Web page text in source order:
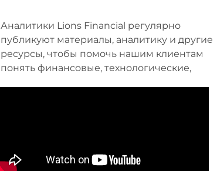
Аналитики Lions Financial регулярно
публикуют материалы, аналитику и другие
ресурсы, чтобы помочь нашим клиентам
понять финансовые, технологические,
отраслевые, рисковые и другие факторы,